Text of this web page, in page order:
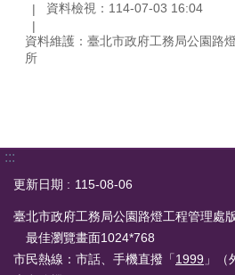
資料檢視：114-07-03 16:04
資料維護：臺北市政府工務局公園路
所
:::
更新日期 115-08-06
臺北市政府工務局公園路燈工程管理處
最佳瀏覽畫面1024*768
市民熱線：市話、手機直撥「1999 」（